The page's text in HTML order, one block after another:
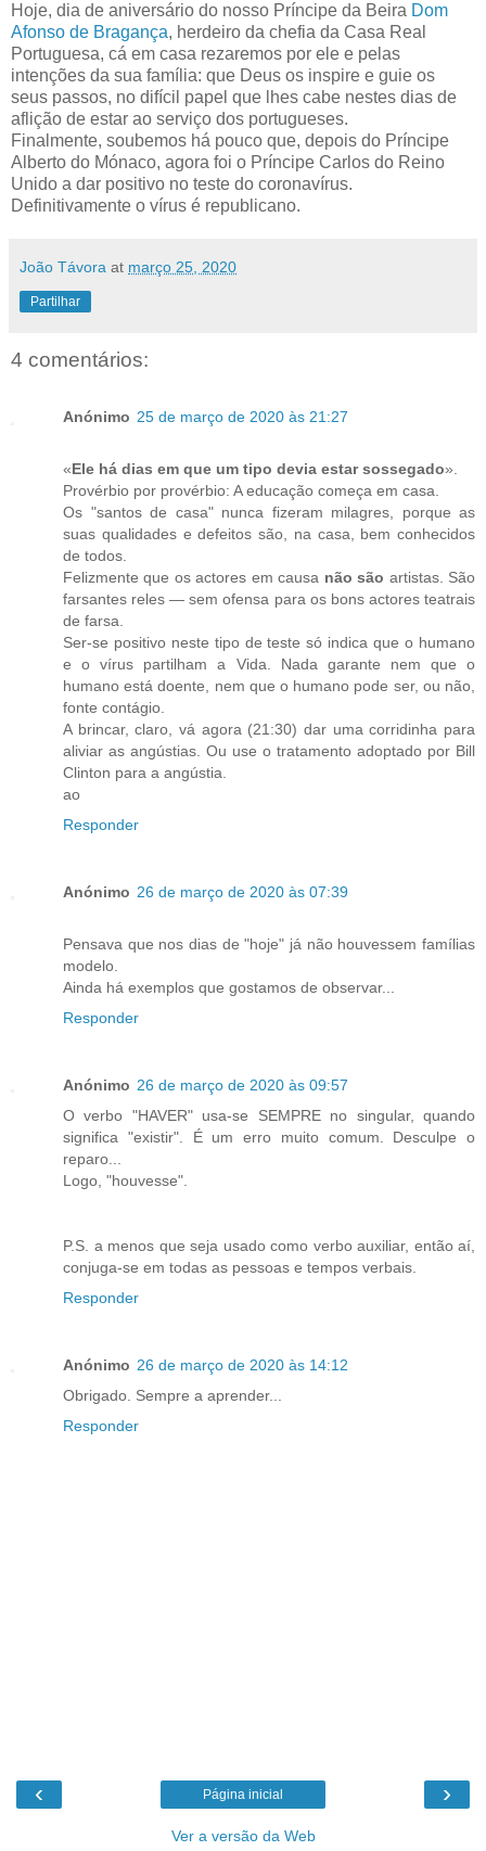
Hoje, dia de aniversário do nosso Príncipe da Beira Dom
Afonso de Bragança, herdeiro da chefia da Casa Real
Portuguesa, cá em casa rezaremos por ele e pelas
intenções da sua família: que Deus os inspire e guie os
seus passos, no difícil papel que lhes cabe nestes dias de
aflição de estar ao serviço dos portugueses.
Finalmente, soubemos há pouco que, depois do Príncipe
Alberto do Mónaco, agora foi o Príncipe Carlos do Reino
Unido a dar positivo no teste do coronavírus.
Definitivamente o vírus é republicano.
João Távora at março 25, 2020
Partilhar
4 comentários:
Anónimo 25 de março de 2020 às 21:27
«Ele há dias em que um tipo devia estar sossegado».
Provérbio por provérbio: A educação começa em casa.
Os "santos de casa" nunca fizeram milagres, porque as
suas qualidades e defeitos são, na casa, bem conhecidos
de todos.
Felizmente que os actores em causa não são artistas. São
farsantes reles — sem ofensa para os bons actores teatrais
de farsa.
Ser-se positivo neste tipo de teste só indica que o humano
e o vírus partilham a Vida. Nada garante nem que o
humano está doente, nem que o humano pode ser, ou não,
fonte contágio.
A brincar, claro, vá agora (21:30) dar uma corridinha para
aliviar as angústias. Ou use o tratamento adoptado por Bill
Clinton para a angústia.
ao
Responder
Anónimo 26 de março de 2020 às 07:39
Pensava que nos dias de "hoje" já não houvessem famílias
modelo.
Ainda há exemplos que gostamos de observar...
Responder
Anónimo 26 de março de 2020 às 09:57
O verbo "HAVER" usa-se SEMPRE no singular, quando
significa "existir". É um erro muito comum. Desculpe o
reparo...
Logo, "houvesse".
P.S. a menos que seja usado como verbo auxiliar, então aí,
conjuga-se em todas as pessoas e tempos verbais.
Responder
Anónimo 26 de março de 2020 às 14:12
Obrigado. Sempre a aprender...
Responder
‹ ›
Página inicial
Ver a versão da Web